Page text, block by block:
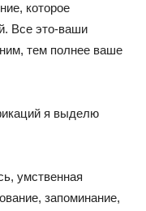
которое
Все это-ваши
тем полнее ваше
я выделю
умственная
запоминание,